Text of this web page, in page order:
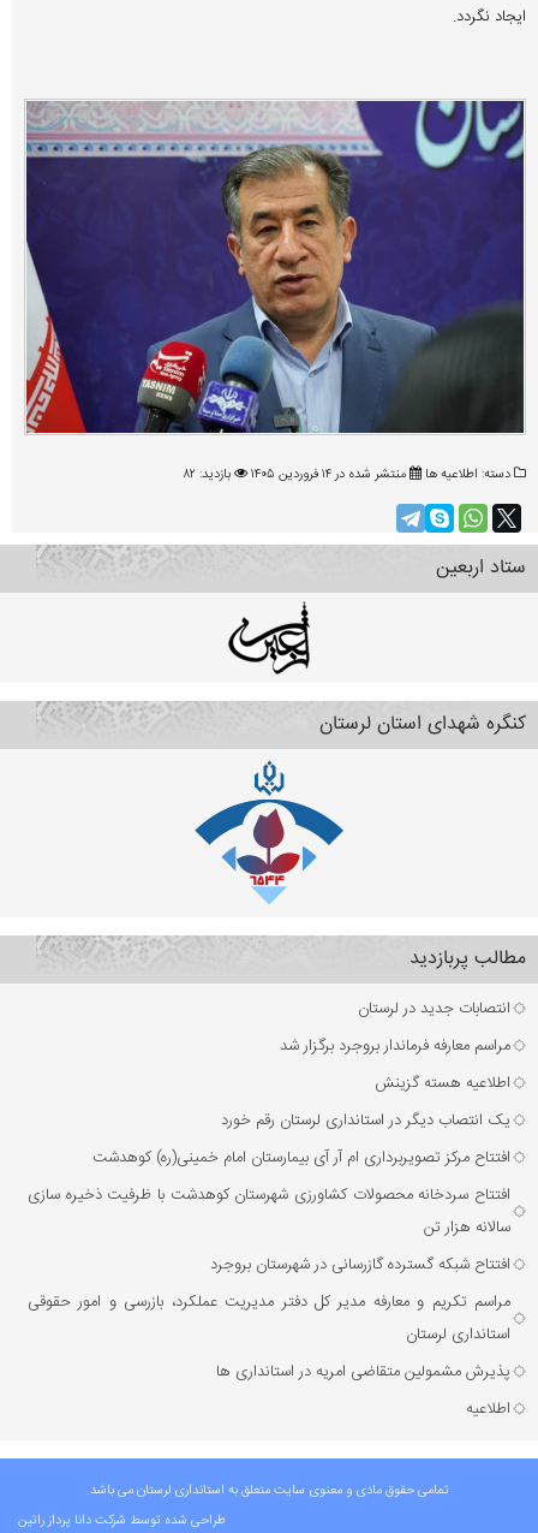
ایجاد نگردد.
دسته: اطلاعیه ها منتشر شده در ۱۴ فروردين ۱۴۰۵ بازدید: ۸۲
ستاد اربعین
کنگره شهدای استان لرستان
مطالب پربازدید
انتصابات جدید در لرستان
مراسم معارفه فرماندار بروجرد برگزار شد
اطلاعیه هسته گزینش
یک انتصاب دیگر در استانداری لرستان رقم خورد
افتتاح مرکز تصویربرداری ام آر آی بیمارستان امام خمینی(ره) کوهدشت
افتتاح سردخانه محصولات کشاورزی شهرستان کوهدشت با ظرفیت ذخیره‌ سازی
سالانه هزار تن
افتتاح شبکه گسترده گازرسانی در شهرستان بروجرد
مراسم تکریم و معارفه مدیر کل دفتر مدیریت عملکرد، بازرسی و امور حقوقی
استانداری لرستان
پذیرش مشمولین متقاضی امریه در استانداری ها
اطلاعیه
تمامی حقوق مادی و معنوی سایت متعلق به استانداری لرستان می باشد.
طراحی شده توسط شرکتدانا پرداز راتین